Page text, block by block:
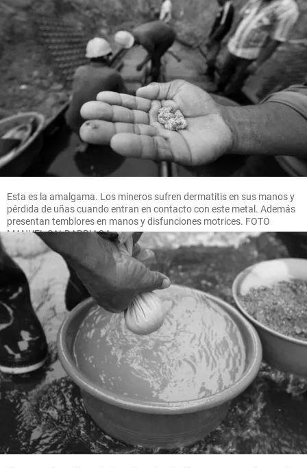
Esta es la amalgama. Los mineros sufren dermatitis en sus manos y
pérdida de uñas cuando entran en contacto con este metal. Además
presentan temblores en manos y disfunciones motrices. FOTO
MANUEL SALDARRIAGA